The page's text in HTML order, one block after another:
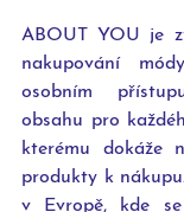
ABOUT YOU je
nakupování
osobním
obsahu pro
kterému dokáže
produkty k
v Evropě, kde